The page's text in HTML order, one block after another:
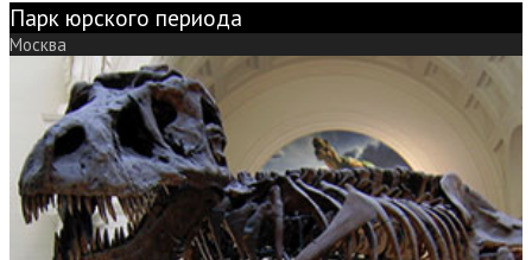
Парк юрского периода
Москва